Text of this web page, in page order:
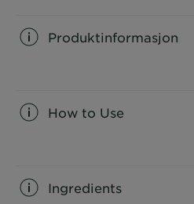
Produktinformasjon
How to Use
Ingredients